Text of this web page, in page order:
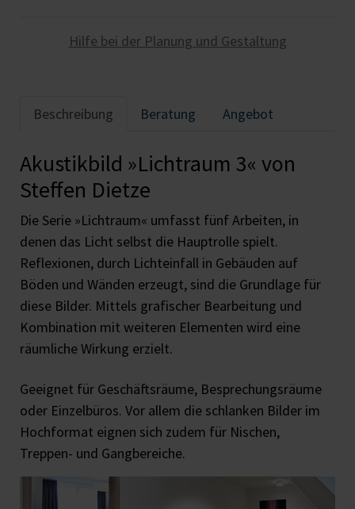
Hilfe bei der Planung und Gestaltung
Beschreibung Beratung Angebot
Akustikbild »Lichtraum 3« von
Steffen Dietze
Die Serie »Lichtraum« umfasst fünf Arbeiten, in
denen das Licht selbst die Hauptrolle spielt.
Reflexionen, durch Lichteinfall in Gebäuden auf
Böden und Wänden erzeugt, sind die Grundlage für
diese Bilder. Mittels grafischer Bearbeitung und
Kombination mit weiteren Elementen wird eine
räumliche Wirkung erzielt.
Geeignet für Geschäftsräume, Besprechungsräume
oder Einzelbüros. Vor allem die schlanken Bilder im
Hochformat eignen sich zudem für Nischen,
Treppen- und Gangbereiche.